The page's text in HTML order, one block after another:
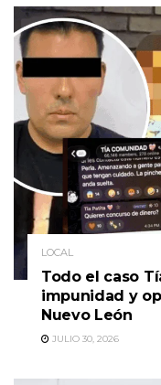
LOCAL
Todo el caso
impunidad y
Nuevo León
JULIO 30, 2026